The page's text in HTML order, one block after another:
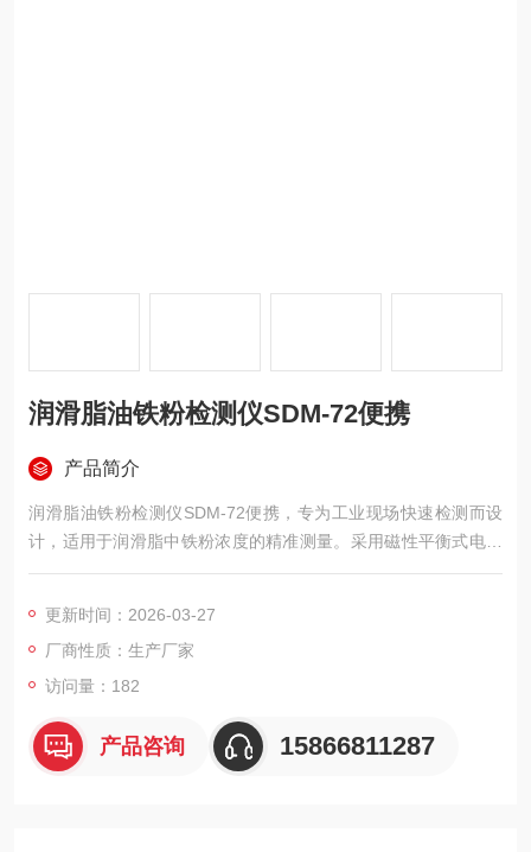
润滑脂油铁粉检测仪SDM-72便携
产品简介
润滑脂油铁粉检测仪SDM-72便携，专为工业现场快速检测而设
计，适用于润滑脂中铁粉浓度的精准测量。采用磁性平衡式电磁
感应技术，仅需约0.8ml样品，将采集的润滑脂装入试样管并插入
480克，携带方便，适用于轴承、减速机等设备的磨损状态诊
断，帮助在振动异常前及时发现潜在故障。
更新时间：2026-03-27
厂商性质：生产厂家
访问量：182
产品咨询 15866811287